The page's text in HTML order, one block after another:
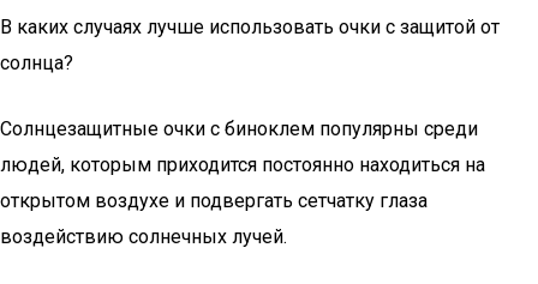
В каких случаях лучше использовать очки с защитой от
солнца?
Солнцезащитные очки с биноклем популярны среди
людей, которым приходится постоянно находиться на
открытом воздухе и подвергать сетчатку глаза
воздействию солнечных лучей.